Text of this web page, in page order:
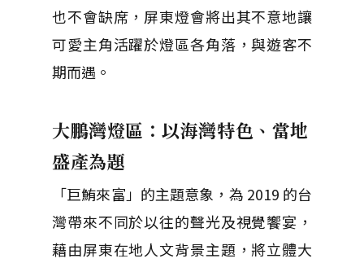
也不會缺席，屏東燈會將出其不意地讓
可愛主角活躍於燈區各角落，與遊客不
期而遇。
大鵬灣燈區：以海灣特色、當地
盛產為題
「巨鮪來富」的主題意象，為 2019 的台
灣帶來不同於以往的聲光及視覺饗宴，
藉由屏東在地人文背景主題，將立體大